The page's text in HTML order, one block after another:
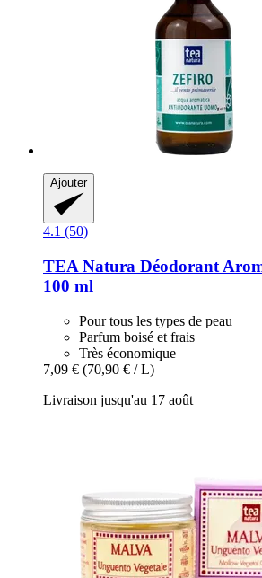
Ajouter
4.1 (50)
TEA Natura Déodorant
100 ml
Pour tous les types de peau
Parfum boisé et frais
Très économique
7,09 € (70,90 € / L)
Livraison jusqu'au 17 août